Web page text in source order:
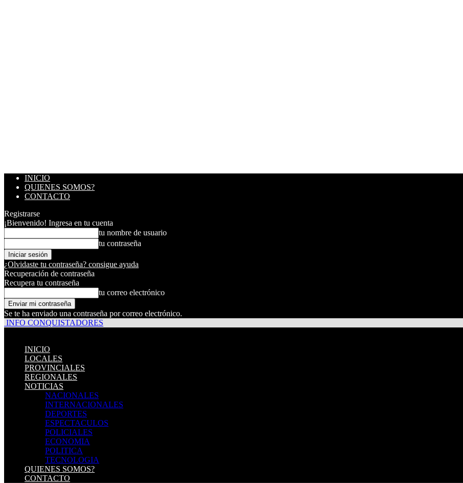
INICIO
QUIENES SOMOS?
CONTACTO
Registrarse
¡Bienvenido! Ingresa en tu cuenta
tu nombre de usuario
tu contraseña
¿Olvidaste tu contraseña? consigue ayuda
Recuperación de contraseña
Recupera tu contraseña
tu correo electrónico
Se te ha enviado una contraseña por correo electrónico.
INFO CONQUISTADORES
INICIO
LOCALES
PROVINCIALES
REGIONALES
NOTICIAS
NACIONALES
INTERNACIONALES
DEPORTES
ESPECTACULOS
POLICIALES
ECONOMIA
POLITICA
TECNOLOGIA
QUIENES SOMOS?
CONTACTO